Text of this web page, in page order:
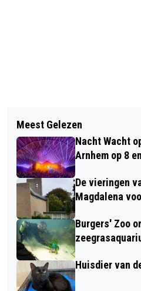
PODCAST: WAT
TIJDENS DE
NEDERLANDS
ORGANISEERT
ROND IMMATERIEEL
Meest Gelezen
Nacht Wacht
Arnhem op 8
De vieringen
Magdalena
Burgers' Zoo
Huisdier van